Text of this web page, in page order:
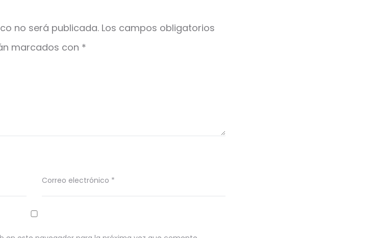
no será publicada. Los campos obligatorios
marcados con *
Correo electrónico *